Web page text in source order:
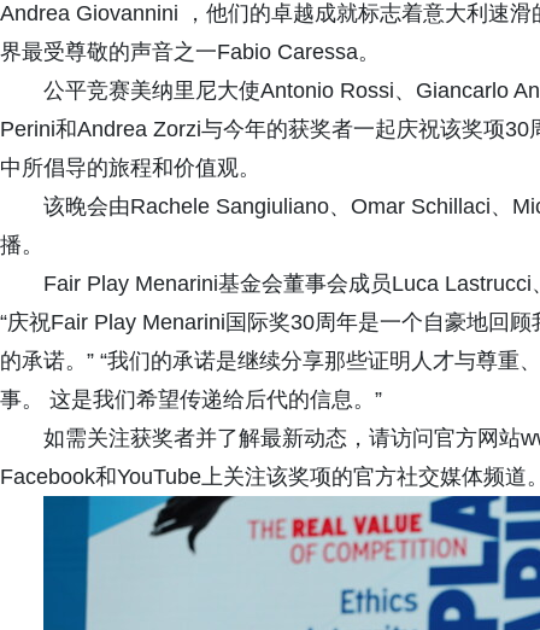
Andrea Giovannini ，他们的卓越成就标志着意大利速
界最受尊敬的声音之一Fabio Caressa。
公平竞赛美纳里尼大使Antonio Rossi、Giancarlo
Perini和Andrea Zorzi与今年的获奖者一起庆祝该奖项
中所倡导的旅程和价值观。
该晚会由Rachele Sangiuliano、Omar Schillaci、
播。
Fair Play Menarini基金会董事会成员Luca
“庆祝Fair Play Menarini国际奖30周年是一个自豪地回
的承诺。” “我们的承诺是继续分享那些证明人才与尊重
事。 这是我们希望传递给后代的信息。”
如需关注获奖者并了解最新动态，请访问官方网站
Facebook和YouTube上关注该奖项的官方社交媒体频道